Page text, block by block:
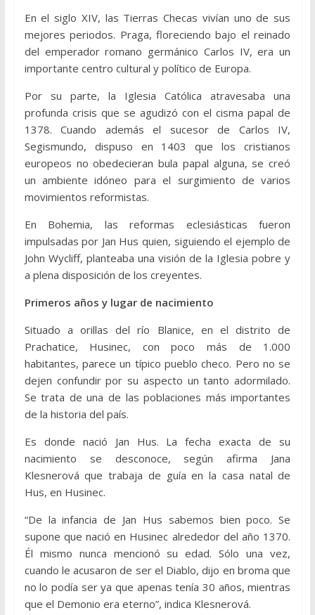
En el siglo XIV, las Tierras Checas vivían uno de sus
mejores periodos. Praga, floreciendo bajo el reinado
del emperador romano germánico Carlos IV, era un
importante centro cultural y político de Europa.
Por su parte, la Iglesia Católica atravesaba una
profunda crisis que se agudizó con el cisma papal de
1378. Cuando además el sucesor de Carlos IV,
Segismundo, dispuso en 1403 que los cristianos
europeos no obedecieran bula papal alguna, se creó
un ambiente idóneo para el surgimiento de varios
movimientos reformistas.
En Bohemia, las reformas eclesiásticas fueron
impulsadas por Jan Hus quien, siguiendo el ejemplo de
John Wycliff, planteaba una visión de la Iglesia pobre y
a plena disposición de los creyentes.
Primeros años y lugar de nacimiento
Situado a orillas del río Blanice, en el distrito de
Prachatice, Husinec, con poco más de 1.000
habitantes, parece un típico pueblo checo. Pero no se
dejen confundir por su aspecto un tanto adormilado.
Se trata de una de las poblaciones más importantes
de la historia del país.
Es donde nació Jan Hus. La fecha exacta de su
nacimiento se desconoce, según afirma Jana
Klesnerová que trabaja de guía en la casa natal de
Hus, en Husinec.
“De la infancia de Jan Hus sabemos bien poco. Se
supone que nació en Husinec alrededor del año 1370.
Él mismo nunca mencionó su edad. Sólo una vez,
cuando le acusaron de ser el Diablo, dijo en broma que
no lo podía ser ya que apenas tenía 30 años, mientras
que el Demonio era eterno”, indica Klesnerová.